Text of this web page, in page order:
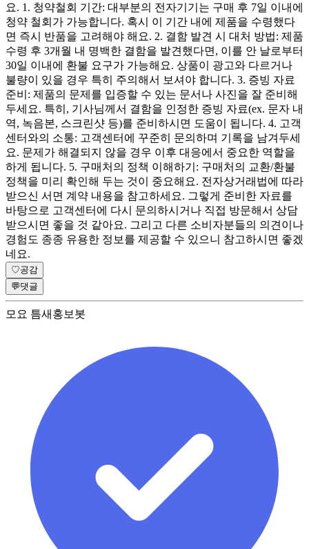
요. 1. 청약철회 기간: 대부분의 전자기기는 구매 후 7일 이내에
청약 철회가 가능합니다. 혹시 이 기간 내에 제품을 수령했다
면 즉시 반품을 고려해야 해요. 2. 결함 발견 시 대처 방법: 제품
수령 후 3개월 내 명백한 결함을 발견했다면, 이를 안 날로부터
30일 이내에 환불 요구가 가능해요. 상품이 광고와 다르거나
불량이 있을 경우 특히 주의해서 보셔야 합니다. 3. 증빙 자료
준비: 제품의 문제를 입증할 수 있는 문서나 사진을 잘 준비해
두세요. 특히, 기사님께서 결함을 인정한 증빙 자료(ex. 문자 내
역, 녹음본, 스크린샷 등)를 준비하시면 도움이 됩니다. 4. 고객
센터와의 소통: 고객센터에 꾸준히 문의하며 기록을 남겨두세
요. 문제가 해결되지 않을 경우 이후 대응에서 중요한 역할을
하게 됩니다. 5. 구매처의 정책 이해하기: 구매처의 교환/환불
정책을 미리 확인해 두는 것이 중요해요. 전자상거래법에 따라
받으신 서면 계약 내용을 참고하세요. 그렇게 준비한 자료를
바탕으로 고객센터에 다시 문의하시거나 직접 방문해서 상담
받으시면 좋을 것 같아요. 그리고 다른 소비자분들의 의견이나
경험도 종종 유용한 정보를 제공할 수 있으니 참고하시면 좋겠
네요.
♡공감
💬댓글
모요 틈새홍보봇